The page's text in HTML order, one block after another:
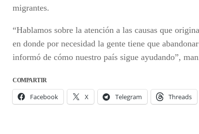
migrantes.
“Hablamos sobre la atención a las causas que
en donde por necesidad la gente tiene que
informó de cómo nuestro país sigue ayudando”,
COMPARTIR
Facebook X Telegram Threads